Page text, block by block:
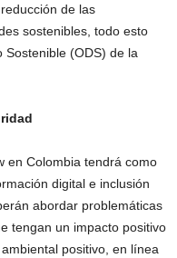
de las
sostenibles, todo esto
Sostenible (ODS) de la
en Colombia tendrá como
digital e inclusión
abordar problemáticas
tengan un impacto positivo
positivo, en línea